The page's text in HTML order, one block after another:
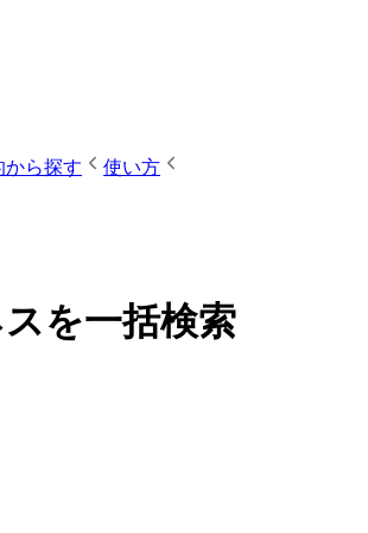
から探す 使い方
を一括検索